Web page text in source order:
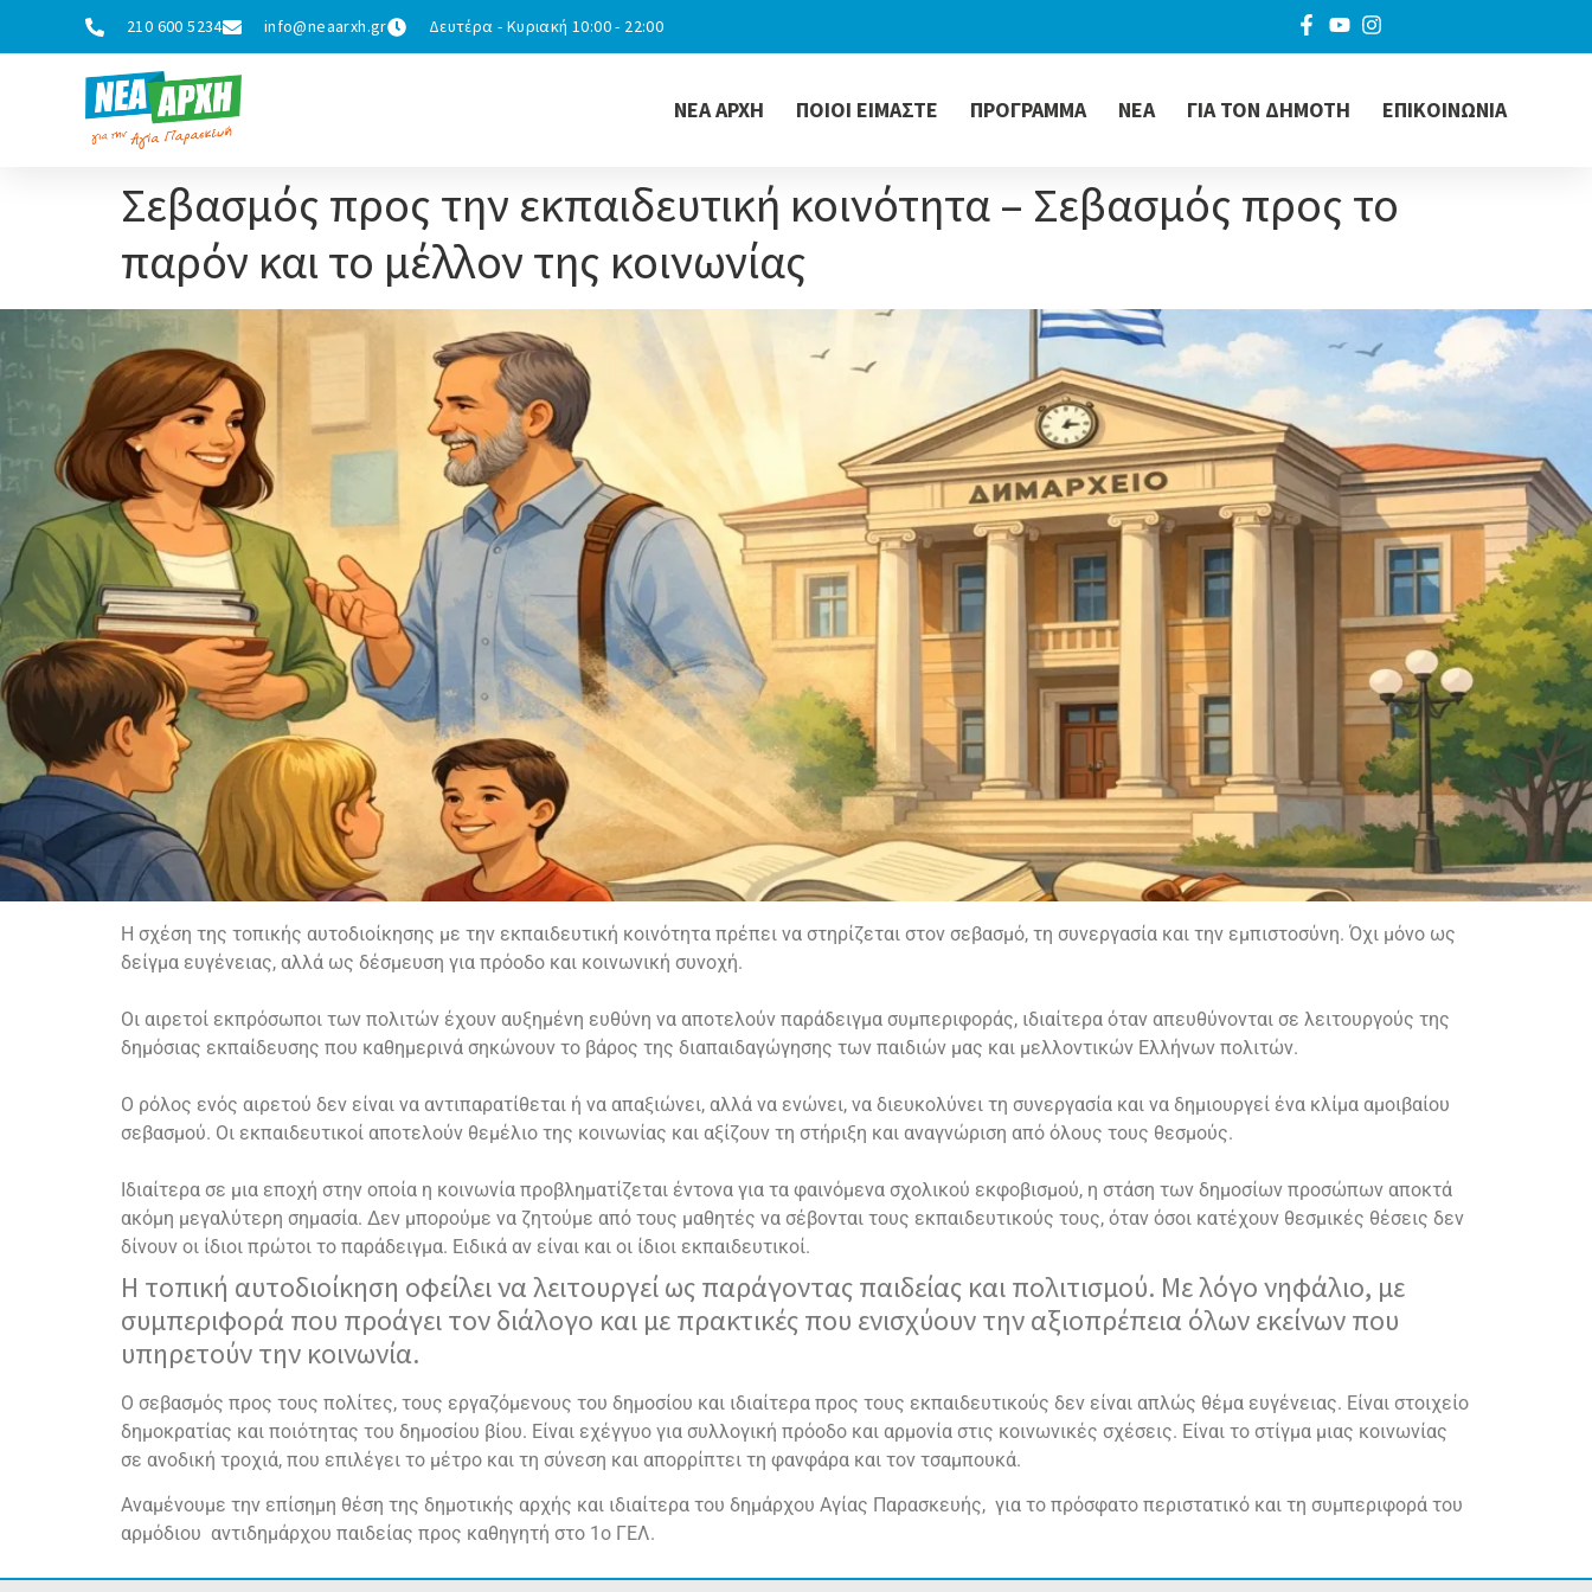
210 600 5234 info@neaarxh.gr Δευτέρα - Κυριακή 10:00 - 22:00
ΝΕΑ ΑΡΧΗ ΠΟΙΟΙ ΕΙΜΑΣΤΕ ΠΡΟΓΡΑΜΜΑ ΝΕΑ ΓΙΑ ΤΟΝ ΔΗΜΟΤΗ ΕΠΙΚΟΙΝΩΝΙΑ
Σεβασμός προς την εκπαιδευτική κοινότητα – Σεβασμός προς το
παρόν και το μέλλον της κοινωνίας
Η σχέση της τοπικής αυτοδιοίκησης με την εκπαιδευτική κοινότητα πρέπει να στηρίζεται στον σεβασμό, τη συνεργασία και την εμπιστοσύνη. Όχι μόνο ως
δείγμα ευγένειας, αλλά ως δέσμευση για πρόοδο και κοινωνική συνοχή.
Οι αιρετοί εκπρόσωποι των πολιτών έχουν αυξημένη ευθύνη να αποτελούν παράδειγμα συμπεριφοράς, ιδιαίτερα όταν απευθύνονται σε λειτουργούς της
δημόσιας εκπαίδευσης που καθημερινά σηκώνουν το βάρος της διαπαιδαγώγησης των παιδιών μας και μελλοντικών Ελλήνων πολιτών.
Ο ρόλος ενός αιρετού δεν είναι να αντιπαρατίθεται ή να απαξιώνει, αλλά να ενώνει, να διευκολύνει τη συνεργασία και να δημιουργεί ένα κλίμα αμοιβαίου
σεβασμού. Οι εκπαιδευτικοί αποτελούν θεμέλιο της κοινωνίας και αξίζουν τη στήριξη και αναγνώριση από όλους τους θεσμούς.
Ιδιαίτερα σε μια εποχή στην οποία η κοινωνία προβληματίζεται έντονα για τα φαινόμενα σχολικού εκφοβισμού, η στάση των δημοσίων προσώπων αποκτά
ακόμη μεγαλύτερη σημασία. Δεν μπορούμε να ζητούμε από τους μαθητές να σέβονται τους εκπαιδευτικούς τους, όταν όσοι κατέχουν θεσμικές θέσεις δεν
δίνουν οι ίδιοι πρώτοι το παράδειγμα. Ειδικά αν είναι και οι ίδιοι εκπαιδευτικοί.
Η τοπική αυτοδιοίκηση οφείλει να λειτουργεί ως παράγοντας παιδείας και πολιτισμού. Με λόγο νηφάλιο, με
συμπεριφορά που προάγει τον διάλογο και με πρακτικές που ενισχύουν την αξιοπρέπεια όλων εκείνων που
υπηρετούν την κοινωνία.
Ο σεβασμός προς τους πολίτες, τους εργαζόμενους του δημοσίου και ιδιαίτερα προς τους εκπαιδευτικούς δεν είναι απλώς θέμα ευγένειας. Είναι στοιχείο
δημοκρατίας και ποιότητας του δημοσίου βίου. Είναι εχέγγυο για συλλογική πρόοδο και αρμονία στις κοινωνικές σχέσεις. Είναι το στίγμα μιας κοινωνίας
σε ανοδική τροχιά, που επιλέγει το μέτρο και τη σύνεση και απορρίπτει τη φανφάρα και τον τσαμπουκά.
Αναμένουμε την επίσημη θέση της δημοτικής αρχής και ιδιαίτερα του δημάρχου Αγίας Παρασκευής, για το πρόσφατο περιστατικό και τη συμπεριφορά του
αρμόδιου αντιδημάρχου παιδείας προς καθηγητή στο 1ο ΓΕΛ.